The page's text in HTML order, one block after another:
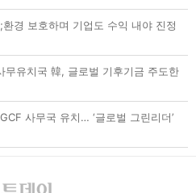
경 보호하며 기업도 수익 내야 진정
무유치국 韓, 글로벌 기후기금 주도한
사무국 유치… ‘글로벌 그린리더’